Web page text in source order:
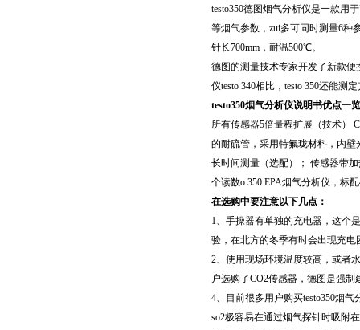
testo350德图烟气分析仪是一款用
等烟气参数，zui多可同时测量6种
针长700mm，耐温500℃。
德图的测量技术专家开发了新款便
仪testo 340相比，testo 350还能测
testo350烟气分析仪说明书优点一
所有传感器5倍量程扩展（技术）
的耐硫管，采用特氟珑材料，内
长时间测量（选配）； 传感器带
个读数o 350 EPA烟气分析仪，标
在选购中要注意以下几点：
1、手操器有单独的充电器，这个
验，在北方的冬季有时会出现充
2、使用现场环境温度较高，或者
户选购了CO2传感器，德图是强
4、目前很多用户购买testo350烟
so2极容易在通过烟气探针时吸附